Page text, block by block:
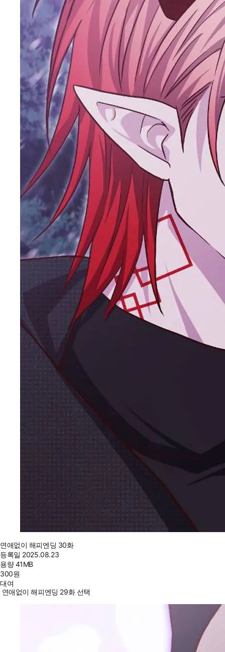
연애없이 해피엔딩 30화
등록일 2025.08.23
용량41MB
300원
대여
연애없이 해피엔딩 29화 선택